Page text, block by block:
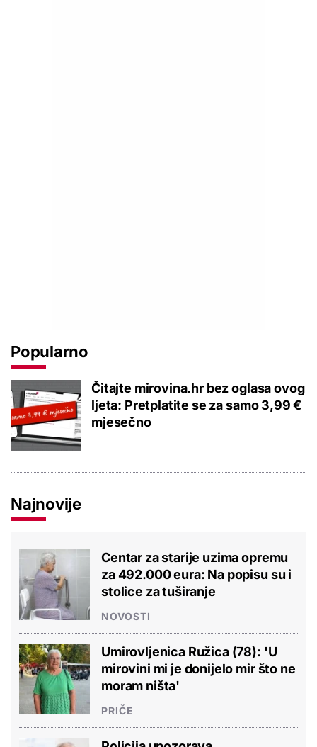
Popularno
Čitajte mirovina.hr bez oglasa ovog
ljeta: Pretplatite se za samo 3,99 €
mjesečno
Najnovije
Centar za starije uzima opremu
za 492.000 eura: Na popisu su i
stolice za tuširanje
NOVOSTI
Umirovljenica Ružica (78): 'U
mirovini mi je donijelo mir što ne
moram ništa'
PRIČE